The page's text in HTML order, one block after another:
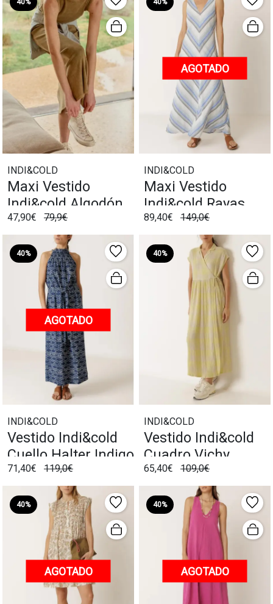
INDI&COLD
Maxi Vestido
Indi&cold Algodón
Khaki
47,90€ 79,9€
AGOTADO
INDI&COLD
Maxi Vestido
Indi&cold Rayas
Azul
89,40€ 149,0€
40%
AGOTADO
INDI&COLD
Vestido Indi&cold
Cuello Halter Indigo
71,40€ 119,0€
40%
INDI&COLD
Vestido Indi&cold
Cuadro Vichy
Wasabi
65,40€ 109,0€
40%
AGOTADO
40%
AGOTADO